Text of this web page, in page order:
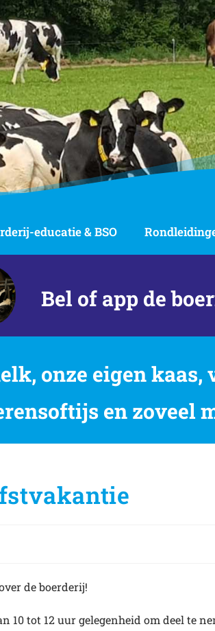
educatie & BSO
Bel of app de
onze eigen kaas,
en zoveel
de boerderij!
10 tot 12 uur gelegenheid om deel te